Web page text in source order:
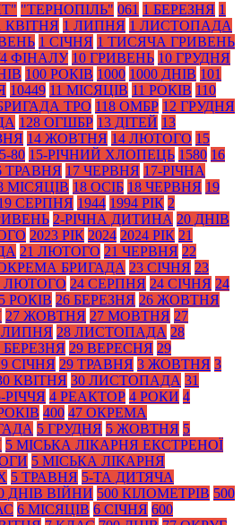
"ТЕРНОПІЛЬ" 061 1 БЕРЕЗНЯ 1
КВІТНЯ 1 ЛИПНЯ 1 ЛИСТОПАДА
1 СІЧНЯ 1 ТИСЯЧА ГРИВЕНЬ
4 ФІНАЛУ 10 ГРИВЕНЬ 10 ГРУДНЯ
100 РОКІВ 1000 1000 ДНІВ 101
10449 11 МІСЯЦІВ 11 РОКІВ 110
ТРО 118 ОМБР 12 ГРУДНЯ
128 ОГШБР 13 ДІТЕЙ 13
14 ЖОВТНЯ 14 ЛЮТОГО 15
80 15-РІЧНИЙ ХЛОПЕЦЬ 1580 16
ТРАВНЯ 17 ЧЕРВНЯ 17-РІЧНА
МІСЯЦІВ 18 ОСІБ 18 ЧЕРВНЯ 19
СЕРПНЯ 1944 1994 РІК 2
2-РІЧНА ДИТИНА 20 ДНІВ
2023 РІК 2024 2024 РІК 21
21 ЛЮТОГО 21 ЧЕРВНЯ 22
БРИГАДА 23 СІЧНЯ 23
ЛЮТОГО 24 СЕРПНЯ 24 СІЧНЯ 24
РОКІВ 26 БЕРЕЗНЯ 26 ЖОВТНЯ
27 ЖОВТНЯ 27 МОВТНЯ 27
ЛИПНЯ 28 ЛИСТОПАДА 28
БЕРЕЗНЯ 29 ВЕРЕСНЯ 29
СІЧНЯ 29 ТРАВНЯ 3 ЖОВТНЯ 3
КВІТНЯ 30 ЛИСТОПАДА 31
РІЧЧЯ 4 РЕАКТОР 4 РОКИ 4
400 47 ОКРЕМА
5 ГРУДНЯ 5 ЖОВТНЯ 5
5 МІСЬКА ЛІКАРНЯ ЕКСТРЕНОЇ
5 МІСЬКА ЛІКАРНЯ
5 ТРАВНЯ 5-ТА ДИТЯЧА
ДНІВ ВІЙНИ 500 КІЛОМЕТРІВ 500
6 МІСЯЦІВ 6 СІЧНЯ 600